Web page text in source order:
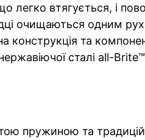
легко втягується, і
очищаються одним
конструкція та
сталі all-
пружиною та